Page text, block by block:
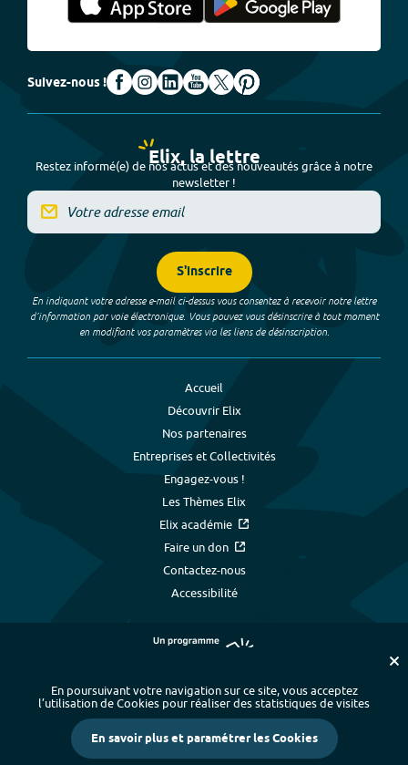
Suivez-nous !
Elix, la lettre
Restez informé(e) de nos actus et des nouveautés grâce à notre
newsletter !
S'inscrire
En indiquant votre adresse e-mail ci-dessus vous consentez à recevoir notre lettre
d’information par voie électronique. Vous pouvez vous désinscrire à tout moment
en modifiant vos paramètres via les liens de désinscription.
Accueil
Découvrir Elix
Nos partenaires
Entreprises et Collectivités
Engagez-vous !
Les Thèmes Elix
Elix académie
Faire un don
Contactez-nous
Accessibilité
Plan du site - Index alphabétique
-
Mentions légales et données personnelles
- Paramétrer les cookies
Crédits
En poursuivant votre navigation sur ce site, vous acceptez
l’utilisation de Cookies pour réaliser des statistiques de visites
En savoir plus et paramétrer les Cookies